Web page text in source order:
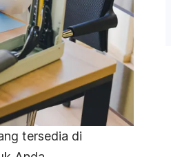
tersedia di